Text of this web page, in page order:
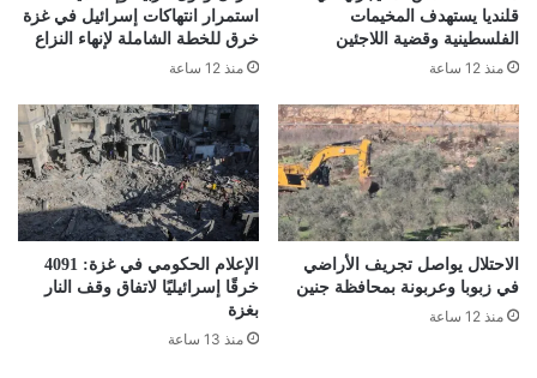
قلنديا يستهدف المخيمات
الفلسطينية وقضية اللاجئين
منذ 12 ساعة
استمرار انتهاكات إسرائيل في غزة
خرق للخطة الشاملة لإنهاء النزاع
منذ 12 ساعة
الاحتلال يواصل تجريف الأراضي
في زبوبا وعربونة بمحافظة جنين
منذ 12 ساعة
الإعلام الحكومي في غزة: 4091
خرقًا إسرائيليًا لاتفاق وقف النار
بغزة
منذ 13 ساعة